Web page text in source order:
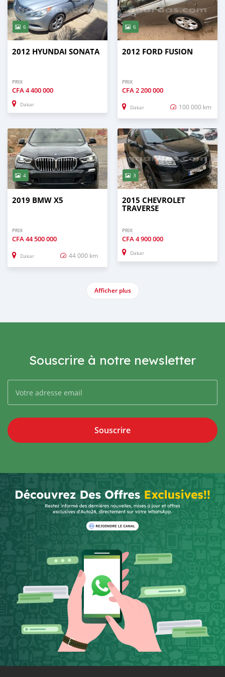
6
2012 HYUNDAI SONATA
PRIX
CFA4 400 000
Dakar
6
2012 FORD FUSION
PRIX
CFA2 200 000
Dakar 100 000 km
4
2019 BMW X5
PRIX
CFA44 500 000
Dakar 44 000 km
3
2015 CHEVROLET
TRAVERSE
PRIX
CFA4 900 000
Dakar
Afficher plus
Souscrire à notre newsletter
Souscrire